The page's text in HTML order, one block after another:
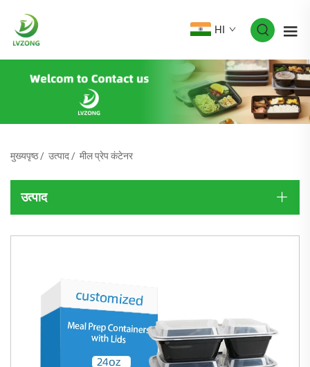
HI
मुख्यपृष्ठ/ उत्पाद/ मील प्रेप कंटेनर
उत्पाद